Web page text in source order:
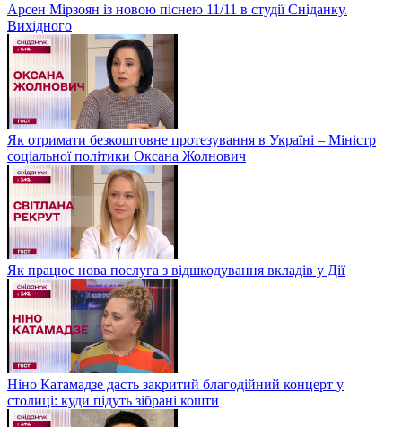
Арсен Мірзоян із новою піснею 11/11 в студії Сніданку.
Вихідного
Як отримати безкоштовне протезування в Україні – Міністр
соціальної політики Оксана Жолнович
Як працює нова послуга з відшкодування вкладів у Дії
Ніно Катамадзе дасть закритий благодійний концерт у
столиці: куди підуть зібрані кошти